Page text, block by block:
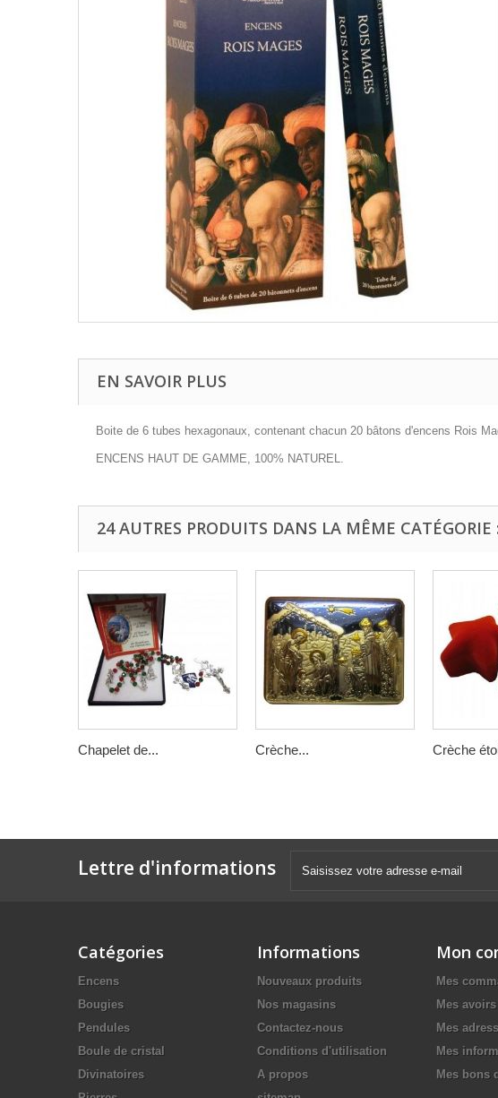
EN SAVOIR PLUS
Boite de 6 tubes hexagonaux, contenant chacun 20 bâtons d'encens Rois
ENCENS HAUT DE GAMME, 100% NATUREL.
24 AUTRES PRODUITS DANS LA MÊME CATÉGORIE :
Chapelet de... Crèche... Crèche
Lettre d'informations
Catégories
Encens
Bougies
Pendules
Boule de cristal
Divinatoires
Informations
Nouveaux produits
Nos magasins
Contactez-nous
Conditions d'utilisation
A propos
Mon
Mes
Mes avoirs
Mes
Mes
Mes bons